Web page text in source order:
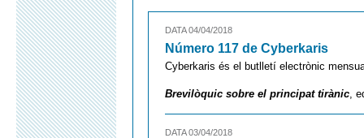
DATA 04/04/2018
Número 117 de Cyberkaris
Cyberkaris és el butlletí electrònic
Brevilòquic sobre el principat tirànic,
DATA 03/04/2018